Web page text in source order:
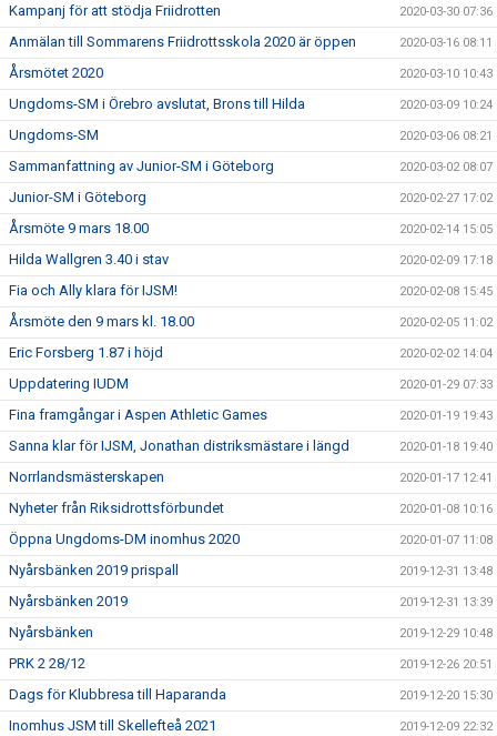
Kampanj för att stödja Friidrotten 2020-03-30 07:36
Anmälan till Sommarens Friidrottsskola 2020 är öppen 2020-03-16 08:11
Årsmötet 2020 2020-03-10 10:43
Ungdoms-SM i Örebro avslutat, Brons till Hilda 2020-03-09 10:24
Ungdoms-SM 2020-03-06 08:21
Sammanfattning av Junior-SM i Göteborg 2020-03-02 08:07
Junior-SM i Göteborg 2020-02-27 17:02
Årsmöte 9 mars 18.00 2020-02-14 15:05
Hilda Wallgren 3.40 i stav 2020-02-09 17:18
Fia och Ally klara för IJSM! 2020-02-08 15:45
Årsmöte den 9 mars kl. 18.00 2020-02-05 11:02
Eric Forsberg 1.87 i höjd 2020-02-02 14:04
Uppdatering IUDM 2020-01-29 07:33
Fina framgångar i Aspen Athletic Games 2020-01-19 19:43
Sanna klar för IJSM, Jonathan distriksmästare i längd 2020-01-18 19:40
Norrlandsmästerskapen 2020-01-17 12:41
Nyheter från Riksidrottsförbundet 2020-01-08 10:16
Öppna Ungdoms-DM inomhus 2020 2020-01-07 11:08
Nyårsbänken 2019 prispall 2019-12-31 13:48
Nyårsbänken 2019 2019-12-31 13:39
Nyårsbänken 2019-12-29 10:48
PRK 2 28/12 2019-12-26 20:51
Dags för Klubbresa till Haparanda 2019-12-20 15:30
Inomhus JSM till Skellefteå 2021 2019-12-09 22:32